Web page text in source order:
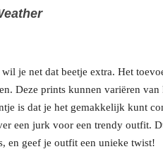
je net dat beetje extra. Het
Deze prints kunnen variëren
is dat je het gemakkelijk kunt
een jurk voor een trendy outfit.
en geef je outfit een unieke twist!